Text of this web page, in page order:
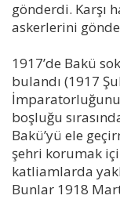
gönderdi. Karşı
askerlerini
1917’de Bakü
bulandı (1917
boşluğu
Bakü’yü ele
şehri korumak
katliamlarda
Bunlar 1918